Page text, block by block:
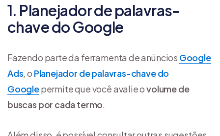
1. Planejador de palavras-
chave do Google
Fazendo parte da ferramenta de anúncios Google
Ads , o Planejador de palavras-chave do
Googlepermite que você avalie ovolume de
buscas por cada termo